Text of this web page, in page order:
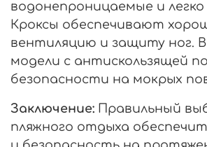
водонепроницаемые и
Кроксы обеспечивают
вентиляцию и защиту ног.
модели с антискользящей
безопасности на мокрых
Заключение: Правильный
пляжного отдыха